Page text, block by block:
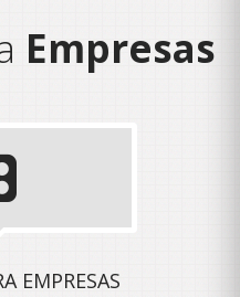
Empresas
EMPRESAS